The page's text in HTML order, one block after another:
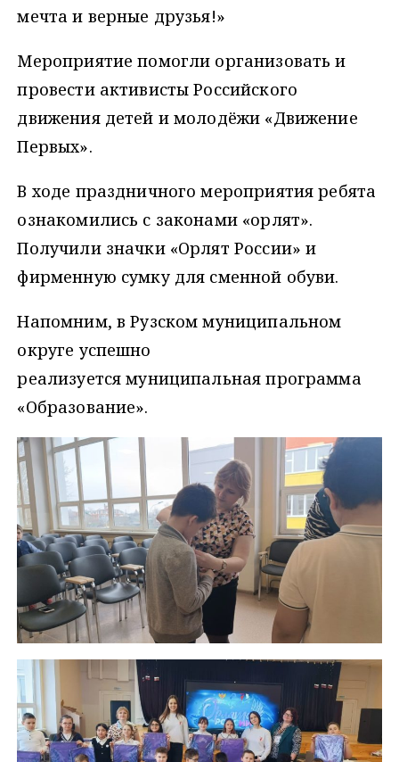
мечта и верные друзья!»
Мероприятие помогли организовать и
провести активисты Российского
движения детей и молодёжи «Движение
Первых».
В ходе праздничного мероприятия ребята
ознакомились с законами «орлят».
Получили значки «Орлят России» и
фирменную сумку для сменной обуви.
Напомним, в Рузском муниципальном
округе успешно
реализуется муниципальная программа
«Образование».